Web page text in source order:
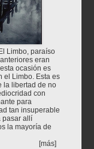
Limbo, paraíso
eran
ocasión es
el Limbo. Esta es
la libertad de no
con
para
tan insuperable
pasar allí
la mayoría de
[más]